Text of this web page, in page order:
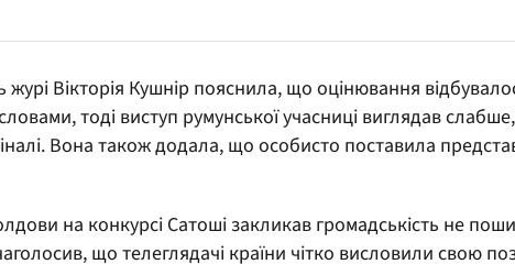
Вікторія Кушнір пояснила, що оцінювання
тоді виступ румунської учасниці виглядав
Вона також додала, що особисто поставила
на конкурсі Сатоші закликав громадськість не
що телеглядачі країни чітко висловили свою